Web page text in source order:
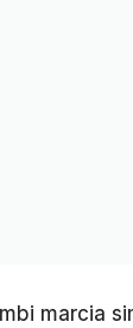
marcia